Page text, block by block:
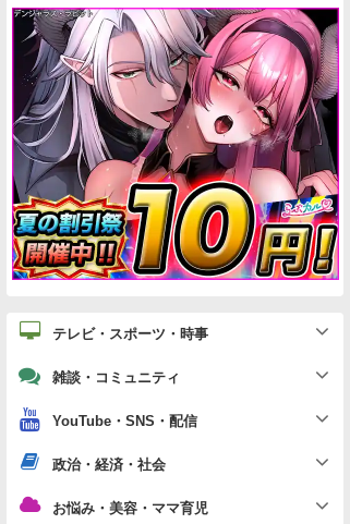
テレビ・スポーツ・時事
雑談・コミュニティ
YouTube・SNS・配信
政治・経済・社会
お悩み・美容・ママ育児